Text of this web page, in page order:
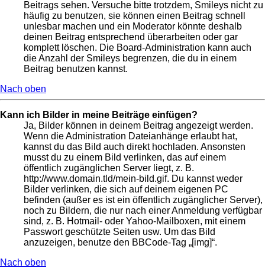
Beitrags sehen. Versuche bitte trotzdem, Smileys nicht zu
häufig zu benutzen, sie können einen Beitrag schnell
unlesbar machen und ein Moderator könnte deshalb
deinen Beitrag entsprechend überarbeiten oder gar
komplett löschen. Die Board-Administration kann auch
die Anzahl der Smileys begrenzen, die du in einem
Beitrag benutzen kannst.
Nach oben
Kann ich Bilder in meine Beiträge einfügen?
Ja, Bilder können in deinem Beitrag angezeigt werden.
Wenn die Administration Dateianhänge erlaubt hat,
kannst du das Bild auch direkt hochladen. Ansonsten
musst du zu einem Bild verlinken, das auf einem
öffentlich zugänglichen Server liegt, z. B.
http://www.domain.tld/mein-bild.gif. Du kannst weder
Bilder verlinken, die sich auf deinem eigenen PC
befinden (außer es ist ein öffentlich zugänglicher Server),
noch zu Bildern, die nur nach einer Anmeldung verfügbar
sind, z. B. Hotmail- oder Yahoo-Mailboxen, mit einem
Passwort geschützte Seiten usw. Um das Bild
anzuzeigen, benutze den BBCode-Tag „[img]“.
Nach oben